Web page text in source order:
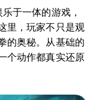
于一体的游戏，
里，玩家不只是观
的奥秘。从基础的
个动作都真实还原